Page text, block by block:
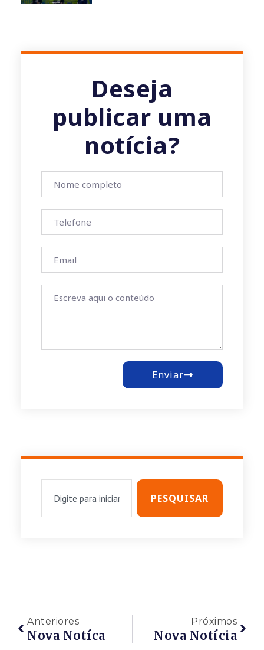
Deseja
publicar uma
notícia?
Enviar
PESQUISAR
Anteriores
Nova Notíca
Próximos
Nova Notícia